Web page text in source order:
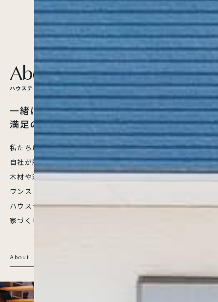
About
ハウステクノライフの家
一緒に、楽しく
満足のいく住まいを。
私たちは徳島県徳島市川内町を中心に、
自社が所有する山で育った厳選した
木材や漆喰を使った温もりのある家を
ワンストップで注文住宅を手がけています。
ハウステクノライフならではの
家づくりをご紹介いたします。
About